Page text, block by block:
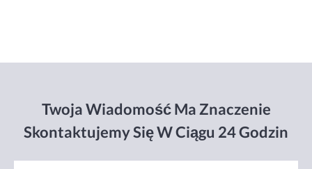
Twoja Wiadomość Ma Znaczenie
Skontaktujemy Się W Ciągu 24 Godzin